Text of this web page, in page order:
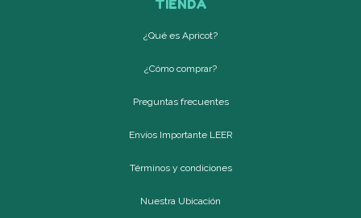
TIENDA
¿Qué es Apricot?
¿Cómo comprar?
Preguntas frecuentes
Envíos Importante LEER
Términos y condiciones
Nuestra Ubicación